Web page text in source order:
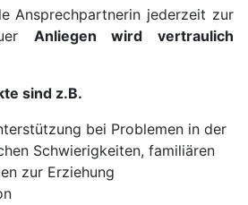
Ansprechpartnerin jederzeit zur
Anliegen wird vertraulich
sind z.B.
bei Problemen in der
Schwierigkeiten, familiären
zur Erziehung